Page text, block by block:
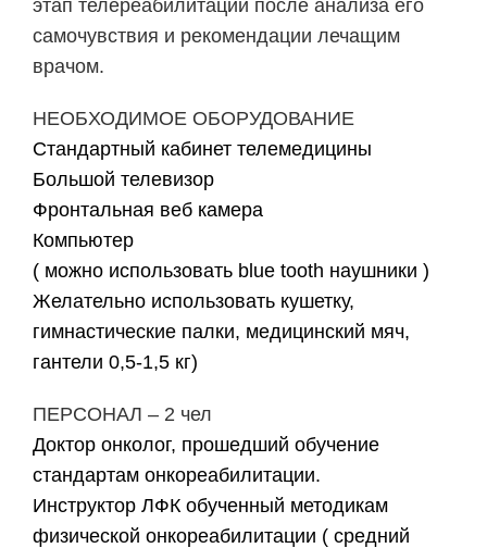
этап телереабилитации после анализа его
самочувствия и рекомендации лечащим
врачом.
НЕОБХОДИМОЕ ОБОРУДОВАНИЕ
Стандартный кабинет телемедицины
Большой телевизор
Фронтальная веб камера
Компьютер
( можно использовать blue tooth наушники )
Желательно использовать кушетку,
гимнастические палки, медицинский мяч,
гантели 0,5-1,5 кг)
ПЕРСОНАЛ – 2 чел
Доктор онколог, прошедший обучение
стандартам онкореабилитации.
Инструктор ЛФК обученный методикам
физической онкореабилитации ( средний